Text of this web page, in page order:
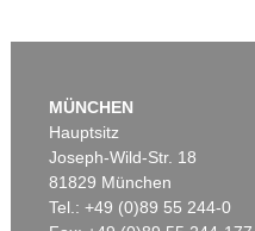
MÜNCHEN
Hauptsitz
Joseph-Wild-Str. 18
81829 München
Tel.: +49 (0)89 55 244-0